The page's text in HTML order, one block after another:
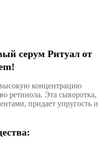
серум Ритуал от
концентрацию
ретинола. Эта сыворотка,
придает упругость и